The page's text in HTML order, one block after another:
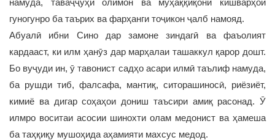
намуда, таваҷҷуҳи олимон ва муҳаққиқони кишварҳои
гуногунро ба таърих ва фарҳанги тоҷикон ҷалб намояд.
Абуалӣ ибни Сино дар замоне зиндагӣ ва фаъолият
кардааст, ки илм ҳанӯз дар марҳалаи ташаккул қарор дошт.
Бо вуҷуди ин, ӯ тавонист садҳо асари илмӣ таълиф намуда,
ба рушди тиб, фалсафа, мантиқ, ситорашиносӣ, риёзиёт,
кимиё ва дигар соҳаҳои дониш таъсири амиқ расонад. Ӯ
илмро воситаи асосии шинохти олам медонист ва ҳамеша
ба таҳқиқу мушоҳида аҳамияти махсус медод.